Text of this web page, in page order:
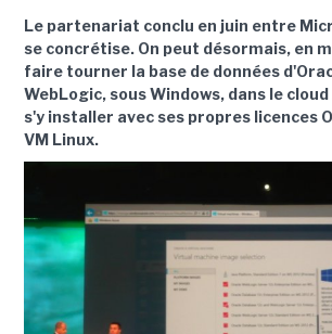
Le partenariat conclu en juin entre
se concrétise. On peut désormais, en
faire tourner la base de données
WebLogic, sous Windows, dans le
s'y installer avec ses propres licences
VM Linux.